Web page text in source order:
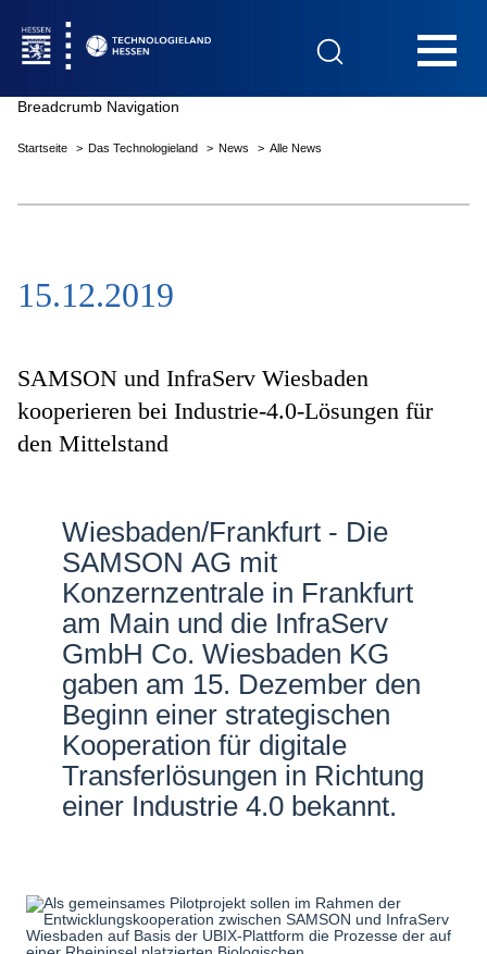
Das Technologieland
Innovationsfelder
Beratung & Förderung
Netzwerke
Breadcrumb Navigation
Startseite Das Technologieland News Alle News
15.12.2019
SAMSON und InfraServ Wiesbaden
kooperieren bei Industrie-4.0-Lösungen für
den Mittelstand
Wiesbaden/Frankfurt - Die
SAMSON AG mit
Konzernzentrale in Frankfurt
am Main und die InfraServ
GmbH Co. Wiesbaden KG
gaben am 15. Dezember den
Beginn einer strategischen
Kooperation für digitale
Transferlösungen in Richtung
einer Industrie 4.0 bekannt.